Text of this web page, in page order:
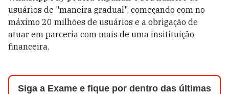
usuários de "maneira gradual", começando com no
máximo 20 milhões de usuários e a obrigação de
atuar em parceria com mais de uma insitituição
financeira.
Siga a Exame e fique por dentro das últimas